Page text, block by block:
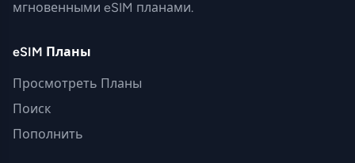
мгновенными eSIM планами.
eSIM Планы
Просмотреть Планы
Поиск
Пополнить